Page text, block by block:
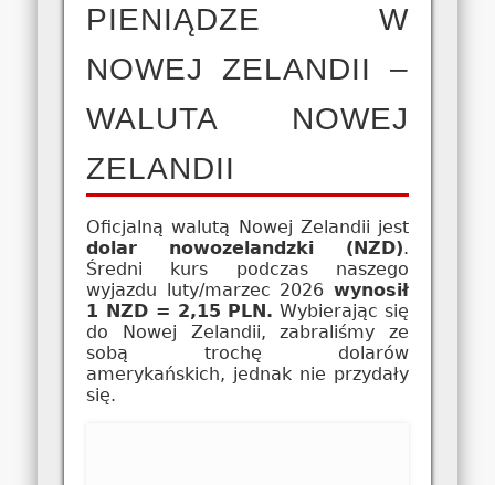
PIENIĄDZE W
NOWEJ ZELANDII –
WALUTA NOWEJ
ZELANDII
Oficjalną walutą Nowej Zelandii jest
dolar nowozelandzki (NZD).
Średni kurs podczas naszego
wyjazdu luty/marzec 2026 wynosił
1 NZD = 2,15 PLN. Wybierając się
do Nowej Zelandii, zabraliśmy ze
sobą trochę dolarów
amerykańskich, jednak nie przydały
się.